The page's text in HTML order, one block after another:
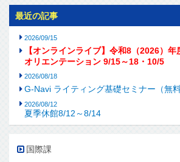
最近の記事
2026/09/15
【オンラインライブ】令和8（2026）
オリエンテーション 9/15～18・10/5
2026/08/18
G-Navi ライティング基礎セミナー（無
2026/08/12
夏季休館8/12～8/14
国際課